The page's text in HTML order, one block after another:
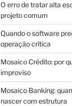
O erro de tratar alta
projeto comum
Quando o software
operação crítica
Mosaico Crédito: por
improviso
Mosaico Banking:
nascer com estrutura